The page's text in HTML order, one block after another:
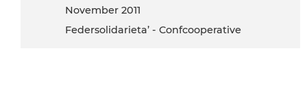
November 2011
Federsolidarieta’ - Confcooperative